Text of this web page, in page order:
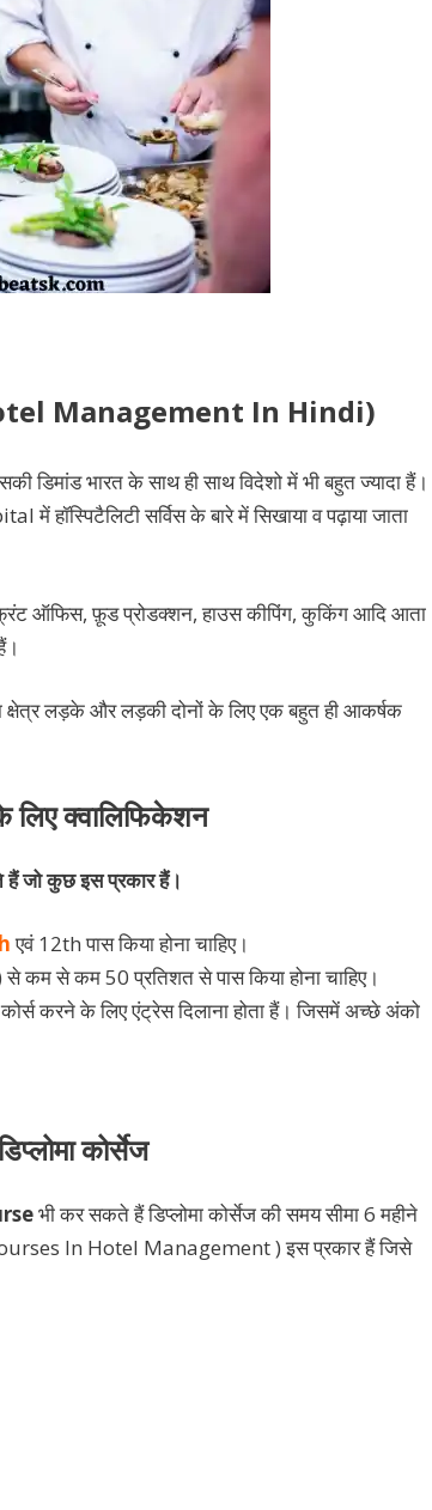
Management In Hindi)
डिमांड भारत के साथ ही साथ विदेशो में भी बहुत ज्यादा हैं।
हॉस्पिटैलिटी सर्विस के बारे में सिखाया व पढ़ाया जाता
ऑफिस, फ़ूड प्रोडक्शन, हाउस कीपिंग, कुकिंग आदि आता
लड़के और लड़की दोनों के लिए एक बहुत ही आकर्षक
लिए क्वालिफिकेशन
हैं जो कुछ इस प्रकार हैं।
एवं 12th पास किया होना चाहिए।
से कम से कम 50 प्रतिशत से पास किया होना चाहिए।
करने के लिए एंट्रेस दिलाना होता हैं। जिसमें अच्छे अंको
कोर्सेज
भी कर सकते हैं डिप्लोमा कोर्सेज की समय सीमा 6 महीने
In Hotel Management ) इस प्रकार हैं जिसे